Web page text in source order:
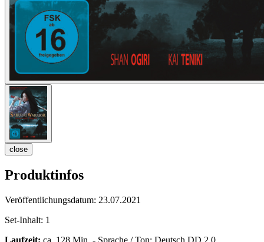
close
Produktinfos
Veröffentlichungsdatum: 23.07.2021
Set-Inhalt: 1